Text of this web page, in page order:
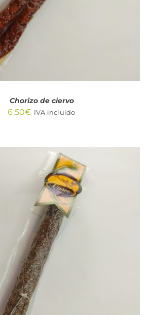
Chorizo de ciervo
6,50€ IVA incluido
AÑADIR AL CARRITO